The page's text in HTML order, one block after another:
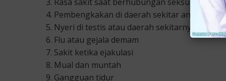
Pembengkakan di daerah sekitar anus atau
Nyeri di testis atau daerah sekitarnya
Flu atau gejala demam
Sakit ketika ejakulasi
Mual dan muntah
Gangguan tidur